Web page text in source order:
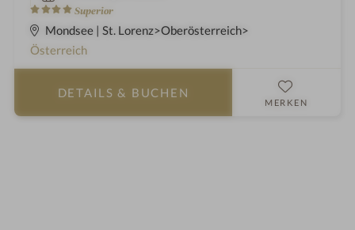
4
S
t
e
Superior
n
Mondsee | St. Lorenz Oberösterreich
Österreich
DETAILS & BUCHEN
MERKEN